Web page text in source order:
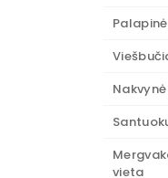
vieta